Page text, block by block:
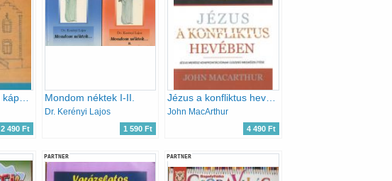
Volt-e naphegyen kápolna?
2 490 Ft
Mondom néktek I-II.
Dr. Kerényi Lajos
1 590 Ft
John MacArthur
4 490 Ft
PARTNER PARTNER